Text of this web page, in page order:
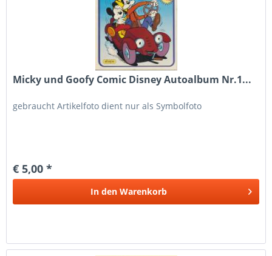
Micky und Goofy Comic Disney Autoalbum Nr.1...
gebraucht Artikelfoto dient nur als Symbolfoto
€ 5,00 *
In den Warenkorb